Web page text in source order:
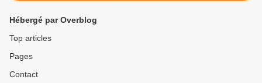
Hébergé par Overblog
Top articles
Pages
Contact